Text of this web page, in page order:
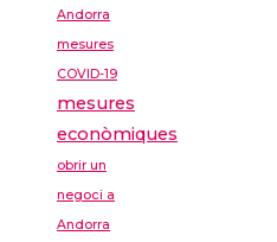
Andorra
mesures
COVID-19
mesures
econòmiques
obrir un
negoci a
Andorra